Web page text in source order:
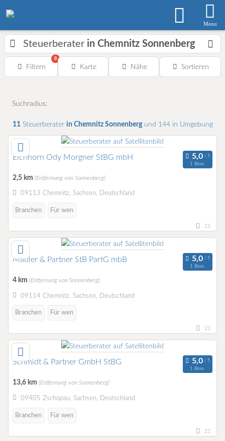
Menu
Steuerberater in Chemnitz Sonnenberg
Filtern
0
Karte Nähe Sortieren
Suchradius:
11Steuerberater in Chemnitz Sonnenbergund 144 in Umgebung
Eichhorn Ody Morgner StBG mbH
1 Bew.
2,5 km (Entfernung von Sonnenberg)
09113 Chemnitz, Sachsen, Deutschland
Branchen Für wen
21
Mädler & Partner StB PartG mbB
1 Bew.
4 km (Entfernung von Sonnenberg)
09114 Chemnitz, Sachsen, Deutschland
Branchen Für wen
21
Schmidt & Partner GmbH StBG
1 Bew.
13,6 km (Entfernung von Sonnenberg)
09405 Zschopau, Sachsen, Deutschland
Branchen Für wen
21